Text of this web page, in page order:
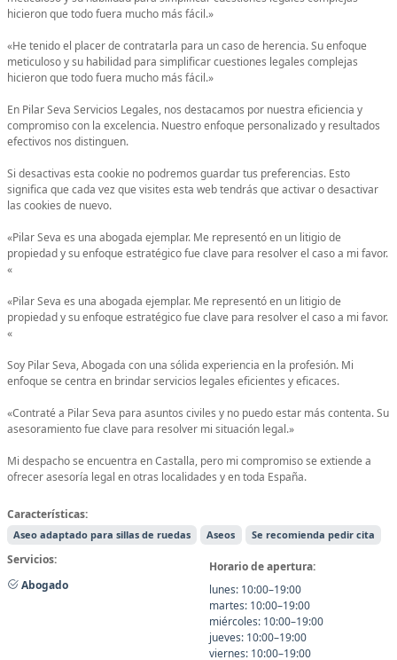
hicieron que todo fuera mucho más fácil.»
«He tenido el placer de contratarla para un caso de herencia. Su enfoque
meticuloso y su habilidad para simplificar cuestiones legales complejas
hicieron que todo fuera mucho más fácil.»
En Pilar Seva Servicios Legales, nos destacamos por nuestra eficiencia y
compromiso con la excelencia. Nuestro enfoque personalizado y resultados
efectivos nos distinguen.
Si desactivas esta cookie no podremos guardar tus preferencias. Esto
significa que cada vez que visites esta web tendrás que activar o desactivar
las cookies de nuevo.
«Pilar Seva es una abogada ejemplar. Me representó en un litigio de
propiedad y su enfoque estratégico fue clave para resolver el caso a mi favor.
«
«Pilar Seva es una abogada ejemplar. Me representó en un litigio de
propiedad y su enfoque estratégico fue clave para resolver el caso a mi favor.
«
Soy Pilar Seva, Abogada con una sólida experiencia en la profesión. Mi
enfoque se centra en brindar servicios legales eficientes y eficaces.
«Contraté a Pilar Seva para asuntos civiles y no puedo estar más contenta. Su
asesoramiento fue clave para resolver mi situación legal.»
Mi despacho se encuentra en Castalla, pero mi compromiso se extiende a
ofrecer asesoría legal en otras localidades y en toda España.
Características:
Aseo adaptado para sillas de ruedas Aseos Se recomienda pedir cita
Servicios:
Abogado
Horario de apertura:
lunes: 10:00–19:00
martes: 10:00–19:00
miércoles: 10:00–19:00
jueves: 10:00–19:00
viernes: 10:00–19:00